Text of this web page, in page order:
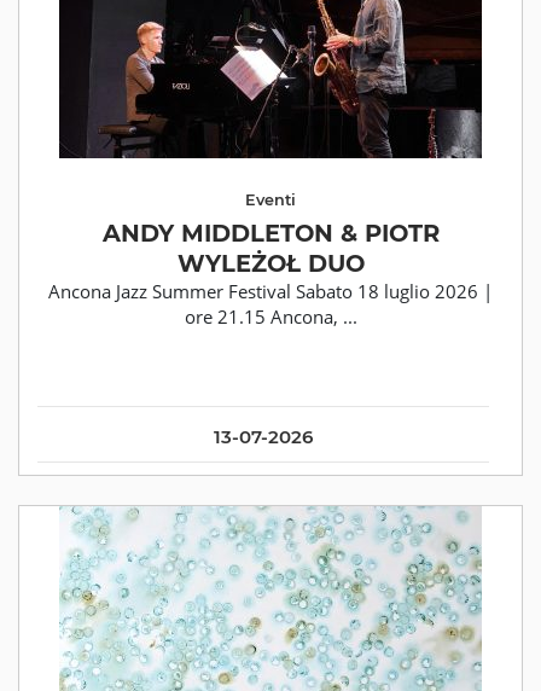
13-07-2026
Eventi
ANDY MIDDLETON & PIOTR
WYLEŻOŁ DUO
Ancona Jazz Summer Festival Sabato 18 luglio 2026 |
ore 21.15 Ancona, ...